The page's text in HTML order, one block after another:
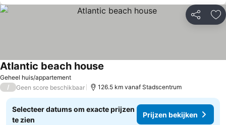
Delen
Geheel huis/appartement
Atlantic beach house
/ Geen score beschikbaar 126.5 km vanaf Stadscentrum
Selecteer datums om exacte prijzen
te zien
Prijzen bekijken